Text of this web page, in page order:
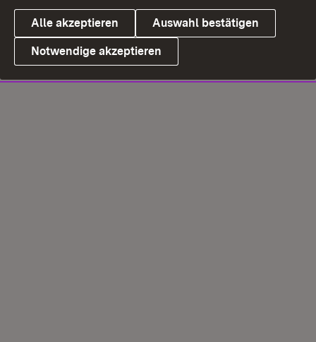
Alle akzeptieren Auswahl bestätigen
Notwendige akzeptieren